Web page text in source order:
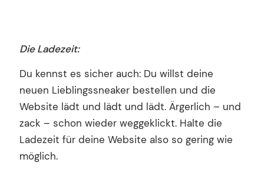
Die Ladezeit:
Du kennst es sicher auch: Du willst deine
neuen Lieblingssneaker bestellen und die
Website lädt und lädt und lädt. Ärgerlich – und
zack – schon wieder weggeklickt. Halte die
Ladezeit für deine Website also so gering wie
möglich.